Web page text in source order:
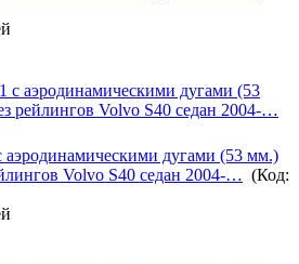
дугами (53 мм.)
Volvo S40 седан 2004-… (Код: